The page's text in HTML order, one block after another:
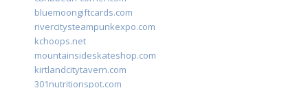
bluemoongiftcards.com
rivercitysteampunkexpo.com
kchoops.net
mountainsideskateshop.com
kirtlandcitytavern.com
301nutritionspot.com